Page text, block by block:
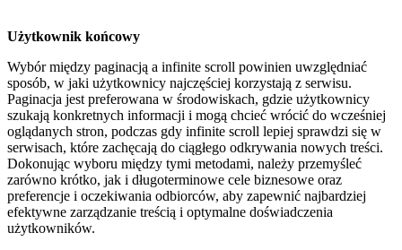
Użytkownik końcowy
Wybór między paginacją a infinite scroll powinien uwzględniać
sposób, w jaki użytkownicy najczęściej korzystają z serwisu.
Paginacja jest preferowana w środowiskach, gdzie użytkownicy
szukają konkretnych informacji i mogą chcieć wrócić do wcześniej
oglądanych stron, podczas gdy infinite scroll lepiej sprawdzi się w
serwisach, które zachęcają do ciągłego odkrywania nowych treści.
Dokonując wyboru między tymi metodami, należy przemyśleć
zarówno krótko, jak i długoterminowe cele biznesowe oraz
preferencje i oczekiwania odbiorców, aby zapewnić najbardziej
efektywne zarządzanie treścią i optymalne doświadczenia
użytkowników.